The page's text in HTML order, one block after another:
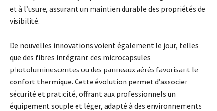
et à l’usure, assurant un maintien durable des propriétés de
visibilité.
De nouvelles innovations voient également le jour, telles
que des fibres intégrant des microcapsules
photoluminescentes ou des panneaux aérés favorisant le
confort thermique. Cette évolution permet d’associer
sécurité et praticité, offrant aux professionnels un
équipement souple et léger, adapté à des environnements